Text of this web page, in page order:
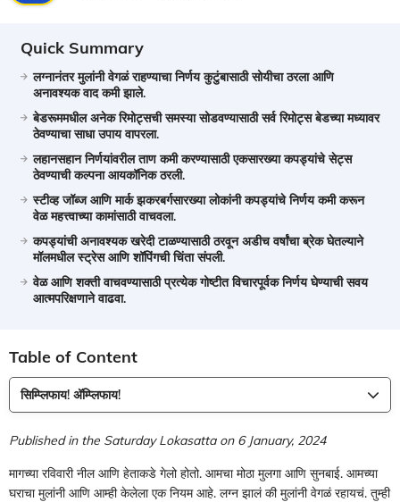
Quick Summary
लग्नानंतर मुलांनी वेगळं राहण्याचा निर्णय कुटुंबासाठी सोयीचा ठरला आणि
अनावश्यक वाद कमी झाले.
बेडरूममधील अनेक रिमोट्सची समस्या सोडवण्यासाठी सर्व रिमोट्स बेडच्या मध्यावर
ठेवण्याचा साधा उपाय वापरला.
लहानसहान निर्णयांवरील ताण कमी करण्यासाठी एकसारख्या कपड्यांचे सेट्स
ठेवण्याची कल्पना आयकॉनिक ठरली.
स्टीव्ह जॉब्ज आणि मार्क झकरबर्गसारख्या लोकांनी कपड्यांचे निर्णय कमी करून
वेळ महत्त्वाच्या कामांसाठी वाचवला.
कपड्यांची अनावश्यक खरेदी टाळण्यासाठी ठरवून अडीच वर्षांचा ब्रेक घेतल्याने
मॉलमधील स्ट्रेस आणि शॉपिंगची चिंता संपली.
वेळ आणि शक्ती वाचवण्यासाठी प्रत्येक गोष्टीत विचारपूर्वक निर्णय घेण्याची सवय
आत्मपरिक्षणाने वाढवा.
Table of Content
सिम्प्लिफाय! अ‍ॅम्प्लिफाय!
Published in the Saturday Lokasatta on 6 January, 2024
मागच्या रविवारी नील आणि हेताकडे गेलो होतो. आमचा मोठा मुलगा आणि सुनबाई. आमच्या
घराचा मुलांनी आणि आम्ही केलेला एक नियम आहे. लग्न झालं की मुलांनी वेगळं रहायचं. तुम्ही